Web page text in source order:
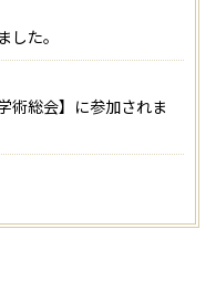
た。
術総会】に参加されま